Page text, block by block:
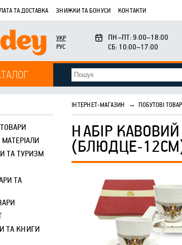
ТА ДОСТАВКА ЗНИЖКИ ТА БОНУСИ КОНТАКТИ
УКР
РУС
ПН–ПТ: 9:00–18:00
СБ: 10:00–17:00
ТА ТУРИЗМ
ТА
ТА КНИГИ
ІНТЕРНЕТ-МАГАЗИН → ПОБУТОВІ
НАБІР
(БЛЮДЦЕ-